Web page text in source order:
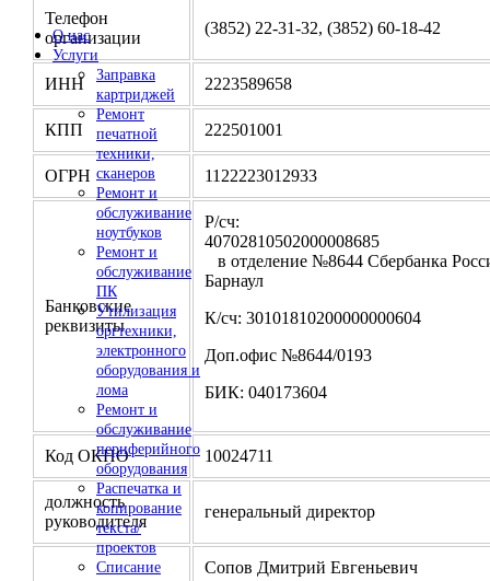
О нас
Услуги
Заправка
картриджей
Ремонт
печатной
техники,
сканеров
Ремонт и
обслуживание
ноутбуков
Ремонт и
обслуживание
ПК
Утилизация
оргтехники,
электронного
оборудования и
лома
Ремонт и
обслуживание
периферийного
оборудования
Распечатка и
копирование
текста/
проектов
Списание
Телефон
организации
(3852) 22-31-32, (3852) 60-18-42
ИНН 2223589658
КПП 222501001
ОГРН 1122223012933
Банковские
реквизиты
Р/сч:
в отделение №8644 Сбербанка
Барнаул
К/сч: 30101810200000000604
Доп.офис №8644/0193
БИК: 040173604
Код ОКПО 10024711
должность
руководителя
генеральный директор
Сопов Дмитрий Евгеньевич